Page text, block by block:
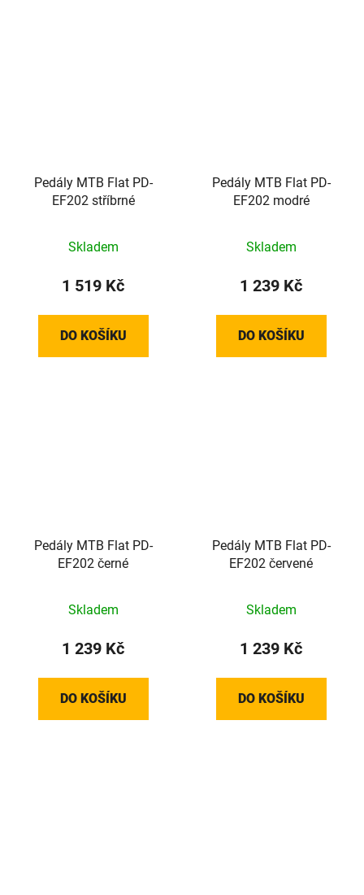
Pedály MTB Flat PD-
EF202 stříbrné
Skladem
1 519 Kč
DO KOŠÍKU
Pedály MTB Flat PD-
EF202 modré
Skladem
1 239 Kč
DO KOŠÍKU
Pedály MTB Flat PD-
EF202 černé
Skladem
1 239 Kč
DO KOŠÍKU
Pedály MTB Flat PD-
EF202 červené
Skladem
1 239 Kč
DO KOŠÍKU